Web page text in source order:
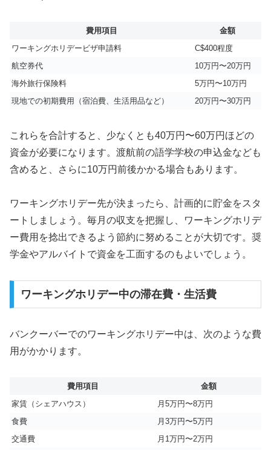
費用項目
金額
ワーキングホリデービザ申請料
C$400程度
航空券代
10万円〜20万円
海外旅行保険料
5万円〜10万円
現地での初期費用（宿泊費、生活用品など）
20万円〜30万円
これらを合計すると、少なくとも40万円〜60万円ほどの
資金が必要になります。渡航前の語学学校の申込金なども
含めると、さらに10万円前後かかる場合もあります。
ワーキングホリデー先が決まったら、計画的に貯金をスタ
ートしましょう。毎月の収支を把握し、ワーキングホリデ
ー費用を捻出できるよう節約に努めることが大切です。奨
学金やアルバイトで資金を工面するのもよいでしょう。
ワーキングホリデー中の滞在費・生活費
バンクーバーでのワーキングホリデー中は、次のような費
用がかかります。
費用項目
金額
家賃（シェアハウス）
月5万円〜8万円
食費
月3万円〜5万円
交通費
月1万円〜2万円